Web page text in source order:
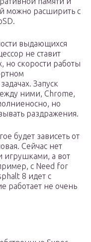
можно расширить с
выдающихся
не ставит
но скорости работы
Запуск
ними, Chrome,
но
раздражения.
будет зависеть от
Сейчас нет
игрушками, а вот
c Need for
8 идет с
работает не очень